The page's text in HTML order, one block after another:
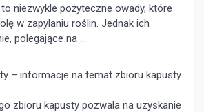
niezwykle pożyteczne owady, które
w zapylaniu roślin. Jednak ich
polegające na …
– informacje na temat zbioru kapusty
zbioru kapusty pozwala na uzyskanie